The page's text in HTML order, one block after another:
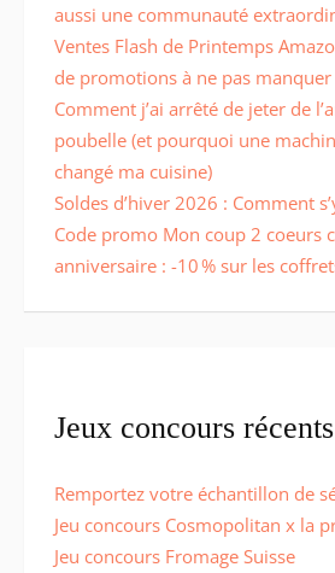
aussi une communauté
Ventes Flash de Printemps
de promotions à ne pas manquer
Comment j’ai arrêté de jeter de
poubelle (et pourquoi une
changé ma cuisine)
Soldes d’hiver 2026 : Comment
Code promo Mon coup 2 coeurs
anniversaire : -10 % sur les
Jeux concours récents
Remportez votre échantillon de
Jeu concours Cosmopolitan x la
Jeu concours Fromage Suisse